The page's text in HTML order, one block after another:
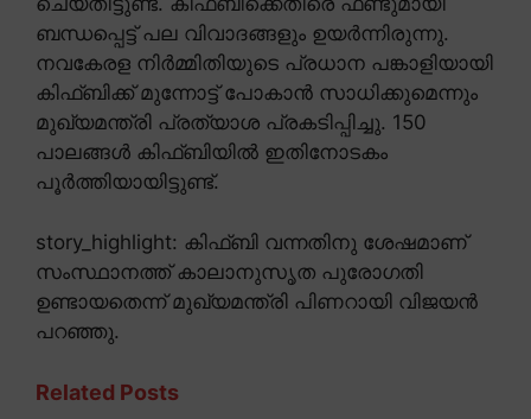
ബന്ധപ്പെട്ട് പല വിവാദങ്ങളും ഉയർന്നിരുന്നു.
നവകേരള നിർമ്മിതിയുടെ പ്രധാന പങ്കാളിയായി
കിഫ്ബിക്ക് മുന്നോട്ട് പോകാൻ സാധിക്കുമെന്നും
മുഖ്യമന്ത്രി പ്രത്യാശ പ്രകടിപ്പിച്ചു. 150
പാലങ്ങൾ കിഫ്ബിയിൽ ഇതിനോടകം
പൂർത്തിയായിട്ടുണ്ട്.
story_highlight: കിഫ്ബി വന്നതിനു ശേഷമാണ്
സംസ്ഥാനത്ത് കാലാനുസൃത പുരോഗതി
ഉണ്ടായതെന്ന് മുഖ്യമന്ത്രി പിണറായി വിജയൻ
പറഞ്ഞു.
Related Posts